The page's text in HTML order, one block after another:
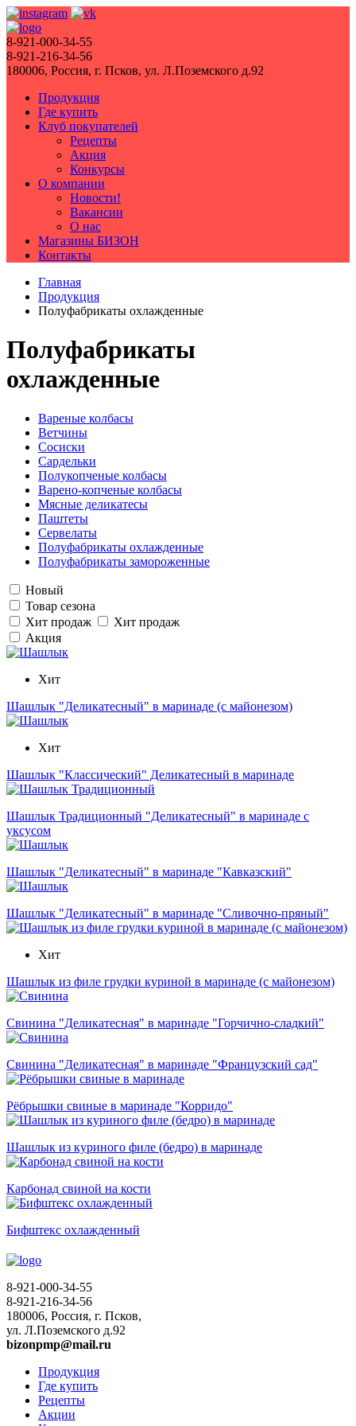
8-921-000-34-55
8-921-216-34-56
180006, Россия, г. Псков, ул. Л.Поземского д.92
Продукция
Где купить
Клуб покупателей
Рецепты
Акция
Конкурсы
О компании
Новости!
Вакансии
О нас
Магазины БИЗОН
Контакты
Главная
Продукция
Полуфабрикаты охлажденные
Полуфабрикаты
охлажденные
Вареные колбасы
Ветчины
Сосиски
Сардельки
Полукопченые колбасы
Варено-копченые колбасы
Мясные деликатесы
Паштеты
Сервелаты
Полуфабрикаты охлажденные
Полуфабрикаты замороженные
Новый
Товар сезона
Хит продаж
Хит продаж
Акция
Хит
Шашлык "Деликатесный" в маринаде (с майонезом)
Хит
Шашлык "Классический" Деликатесный в маринаде
Шашлык Традиционный "Деликатесный" в маринаде с
уксусом
Шашлык "Деликатесный" в маринаде "Кавказский"
Шашлык "Деликатесный" в маринаде "Сливочно-пряный"
Хит
Шашлык из филе грудки куриной в маринаде (с майонезом)
Свинина "Деликатесная" в маринаде "Горчично-сладкий"
Свинина "Деликатесная" в маринаде "Французский сад"
Рёбрышки свиные в маринаде "Корридо"
Шашлык из куриного филе (бедро) в маринаде
Карбонад свиной на кости
Бифштекс охлажденный
8-921-000-34-55
8-921-216-34-56
180006, Россия, г. Псков,
ул. Л.Поземского д.92
bizonpmp@mail.ru
Продукция
Где купить
Рецепты
Акции